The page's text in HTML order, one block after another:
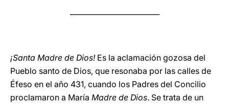
¡Santa Madre de Dios! Es la aclamación gozosa del
Pueblo santo de Dios, que resonaba por las calles de
Éfeso en el año 431, cuando los Padres del Concilio
proclamaron a María Madre de Dios. Se trata de un